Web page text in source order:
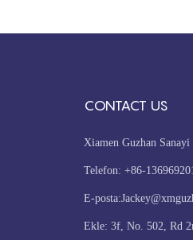
CONTACT US
Xiamen Guzhan
Telefon: +86-
E-posta:
Ekle: 3f, No. 502, Rd